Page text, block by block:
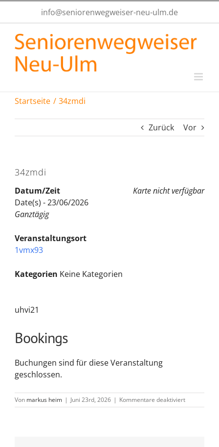
info@seniorenwegweiser-neu-ulm.de
Startseite 34zmdi
Zurück Vor
34zmdi
Karte nicht verfügbar
Datum/Zeit
Date(s) - 23/06/2026
Ganztägig
Veranstaltungsort
1vmx93
Kategorien Keine Kategorien
uhvi21
Bookings
Buchungen sind für diese Veranstaltung
geschlossen.
Von markus heim | Juni 23rd, 2026 | Kommentare deaktiviertfür
34zmdi